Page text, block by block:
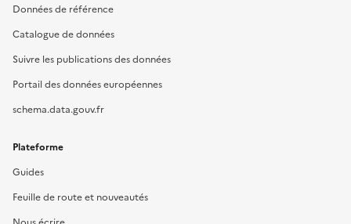
Données de référence
Catalogue de données
Suivre les publications des données
Portail des données européennes
schema.data.gouv.fr
Plateforme
Guides
Feuille de route et nouveautés